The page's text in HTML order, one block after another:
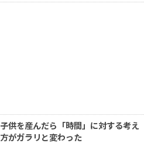
子供を産んだら「時間」に対する考え
方がガラリと変わった